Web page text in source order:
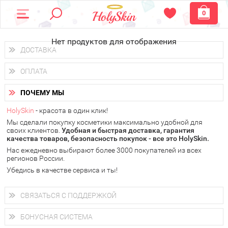
0
Нет продуктов для отображения
ДОСТАВКА
Доставка осуществляетсяпо всем городам России.
Вы можете выбрать доставку курьером, Почтой России или
получить заказ в пунктах выдачи PickPoint или пункте
самовывоза.
В 20 городах России доставка осуществляется ужена
следующий день.
у Вас всегда есть возможность получитьбесплатную
доставку от HolySkin.
подробнее об условиях доставки и оплаты в Вашем городе
ОПЛАТА
Вы можете оплатить свой заказ любым удобным способом:
наличными деньгами (
через интернет-банк (Альфа-банк, Сбербанк) и другими
электронными способами.
ПОЧЕМУ МЫ
HolySkin - красота в один клик!
Мы сделали покупку косметики максимально удобной для
своих клиентов. Удобная и быстрая доставка, гарантия
качества товаров, безопасность покупок - все это HolySkin.
Нас ежедневно выбирают более 3000 покупателей из всех
регионов России.
Убедись в качестве сервиса и ты!
СВЯЗАТЬСЯ С ПОДДЕРЖКОЙ
+7 (800) 707-24-55
Мы будем рады ответить на все Ваши вопросы по работе
магазина, проконсультировать по товарам, рассказать о
БОНУСНАЯ СИСТЕМА